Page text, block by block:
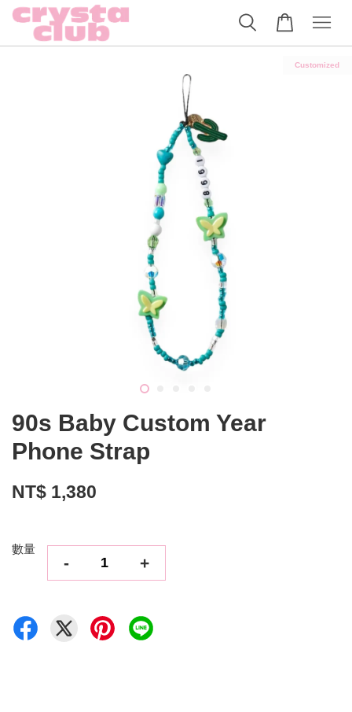
Customized
90s Baby Custom Year
Phone Strap
NT$ 1,380
數量
- +